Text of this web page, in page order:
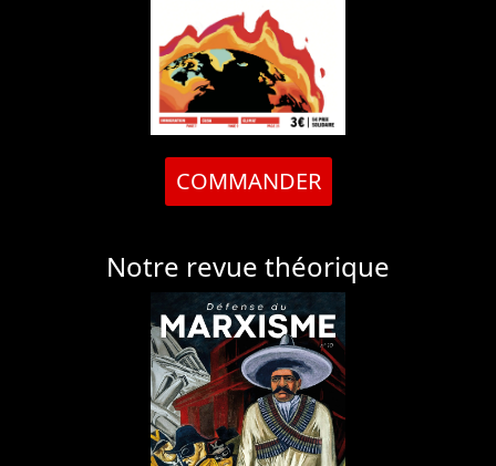
COMMANDER
Notre revue théorique